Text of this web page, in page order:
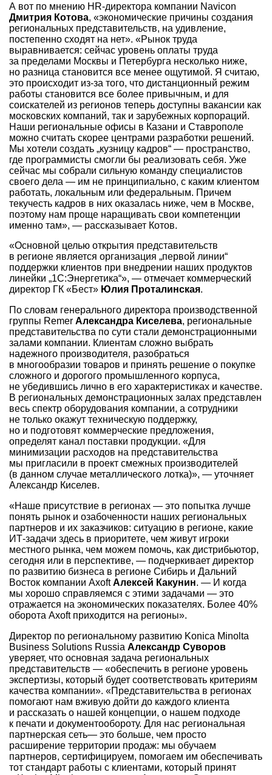
А вот по мнению HR-директора компании Navicon
Дмитрия Котова, «экономические причины создания
региональных представительств, на удивление,
постепенно сходят на нет». «Рынок труда
выравнивается: сейчас уровень оплаты труда
за пределами Москвы и Петербурга несколько ниже,
но разница становится все менее ощутимой. Я считаю,
это происходит из-за того, что дистанционный режим
работы становится все более привычным, и для
соискателей из регионов теперь доступны вакансии как
московских компаний, так и зарубежных корпораций.
Наши региональные офисы в Казани и Ставрополе
можно считать скорее центрами разработки решений.
Мы хотели создать „кузницу кадров“ — пространство,
где программисты смогли бы реализовать себя. Уже
сейчас мы собрали сильную команду специалистов
своего дела — им не принципиально, с каким клиентом
работать, локальным или федеральным. Причем
текучесть кадров в них оказалась ниже, чем в Москве,
поэтому нам проще наращивать свои компетенции
именно там», — рассказывает Котов.
«Основной целью открытия представительств
в регионе является организация „первой линии“
поддержки клиентов при внедрении наших продуктов
линейки „1С:Энергетика“», — отмечает коммерческий
директор ГК «Бест» Юлия Проталинская.
По словам генерального директора производственной
группы Remer Александра Киселева, региональные
представительства по сути стали демонстрационными
залами компании. Клиентам сложно выбрать
надежного производителя, разобраться
в многообразии товаров и принять решение о покупке
сложного и дорогого промышленного корпуса,
не убедившись лично в его характеристиках и качестве.
В региональных демонстрационных залах представлен
весь спектр оборудования компании, а сотрудники
не только окажут техническую поддержку,
но и подготовят коммерческие предложения,
определят канал поставки продукции. «Для
минимизации расходов на представительства
мы пригласили в проект смежных производителей
(в данном случае металлического лотка)», — уточняет
Александр Киселев.
«Наше присутствие в регионах — это попытка лучше
понять рынок и озабоченности наших региональных
партнеров и их заказчиков: ситуацию в регионе, какие
ИТ-задачи здесь в приоритете, чем живут игроки
местного рынка, чем можем помочь, как дистрибьютор,
сегодня или в перспективе, — подчеркивает директор
по развитию бизнеса в регионе Сибирь и Дальний
Восток компании AxoftАлексей Какунин. — И когда
мы хорошо справляемся с этими задачами — это
отражается на экономических показателях. Более 40%
оборота Axoft приходится на регионы».
Директор по региональному развитию Konica Minolta
Business Solutions Russia Александр Суворов
уверяет, что основная задача региональных
представительств — «обеспечить в регионе уровень
экспертизы, который будет соответствовать критериям
качества компании». «Представительства в регионах
помогают нам вживую дойти до каждого клиента
и рассказать о нашей концепции, о нашем подходе
к печати и документообороту. Для нас региональная
партнерская сеть— это больше, чем просто
расширение территории продаж: мы обучаем
партнеров, сертифицируем, помогаем им обеспечивать
тот стандарт работы с клиентами, который принят